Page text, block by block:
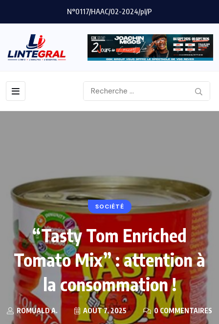
N°0117/HAAC/02-2024/pl/P
SOCIÉTÉ
“Tasty Tom Enriched
Tomato Mix” : attention à
la consommation !
ROMUALD A. AOÛT 7, 2025 0 COMMENTAIRES